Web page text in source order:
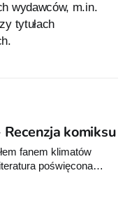
wydawców, m.in.
tytułach
komiksu
fanem klimatów
poświęcona
natomiast kilka
ciarek od tego nie